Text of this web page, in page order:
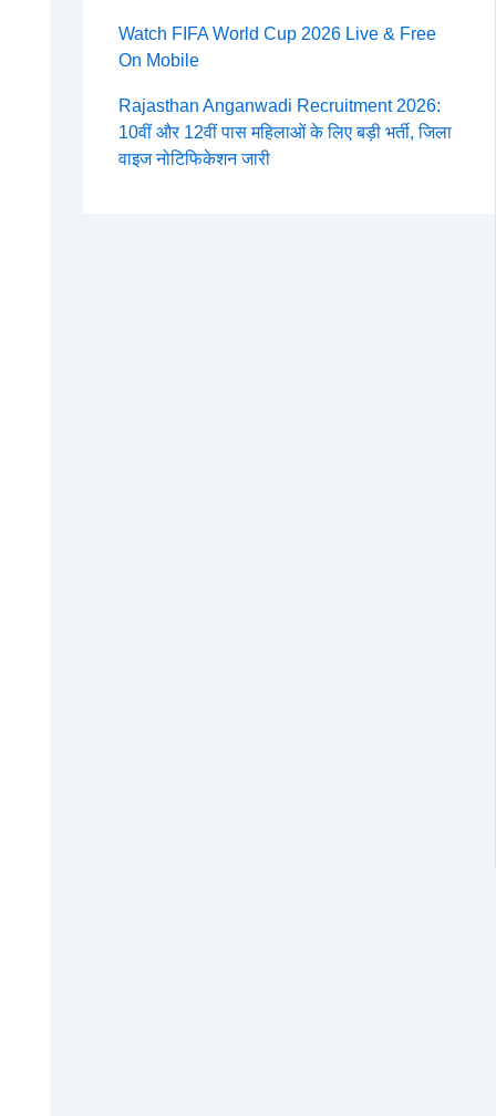
Watch FIFA World Cup 2026 Live & Free
On Mobile
Rajasthan Anganwadi Recruitment 2026:
10वीं और 12वीं पास महिलाओं के लिए बड़ी भर्ती, जिला
वाइज नोटिफिकेशन जारी